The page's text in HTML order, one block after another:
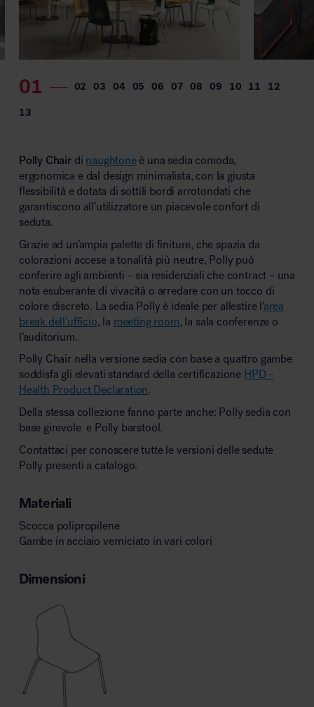
Polly Chairdi naughtoneè una sedia comoda,
ergonomica e dal design minimalista, con la giusta
flessibilità e dotata di sottili bordi arrotondati che
garantiscono all’utilizzatore un piacevole confort di
seduta.
Grazie ad un’ampia palette di finiture, che spazia da
colorazioni accese a tonalità più neutre, Polly può
conferire agli ambienti – sia residenziali che contract – una
nota esuberante di vivacità o arredare con un tocco di
colore discreto. La sedia Polly è ideale per allestire l’area
break dell’ufficio, la meeting room, la sala conferenze o
l’auditorium.
Polly Chair nella versione sedia con base a quattro gambe
soddisfa gli elevati standard della certificazione HPD –
Health Product Declaration.
Della stessa collezione fanno parte anche: Polly sedia con
base girevole e Polly barstool.
Contattaci per conoscere tutte le versioni delle sedute
Polly presenti a catalogo.
Materiali
Scocca polipropilene
Gambe in acciaio verniciato in vari colori
Dimensioni